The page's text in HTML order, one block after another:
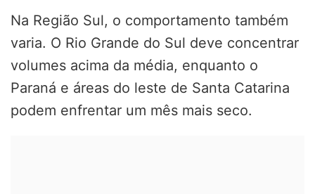
Na Região Sul, o comportamento também
varia. O Rio Grande do Sul deve concentrar
volumes acima da média, enquanto o
Paraná e áreas do leste de Santa Catarina
podem enfrentar um mês mais seco.